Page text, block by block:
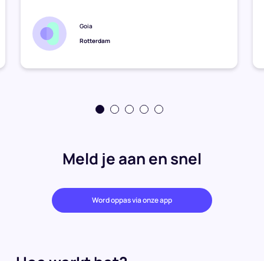
Goia
Rotterdam
Meld je aan en snel
Word oppas via onze app